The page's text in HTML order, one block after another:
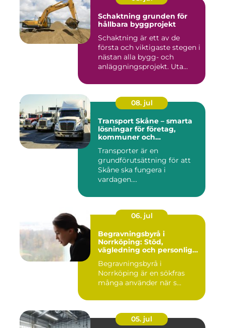
Schaktning grunden för
hållbara byggprojekt
Schaktning är ett av de
första och viktigaste stegen i
nästan alla bygg- och
anläggningsprojekt. Uta...
08. jul
Transport Skåne – smarta
lösningar för företag,
kommuner och
Transporter är en
grundförutsättning för att
Skåne ska fungera i
vardagen....
06. jul
Begravningsbyrå i
Norrköping: Stöd,
vägledning och personliga
Begravningsbyrå i
Norrköping är en sökfras
många använder när s...
05. jul